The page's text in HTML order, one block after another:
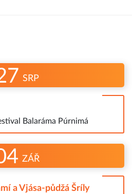
SRP
Balaráma Púrnimá
ZÁŘ
a Vjása-půdžá Šríly